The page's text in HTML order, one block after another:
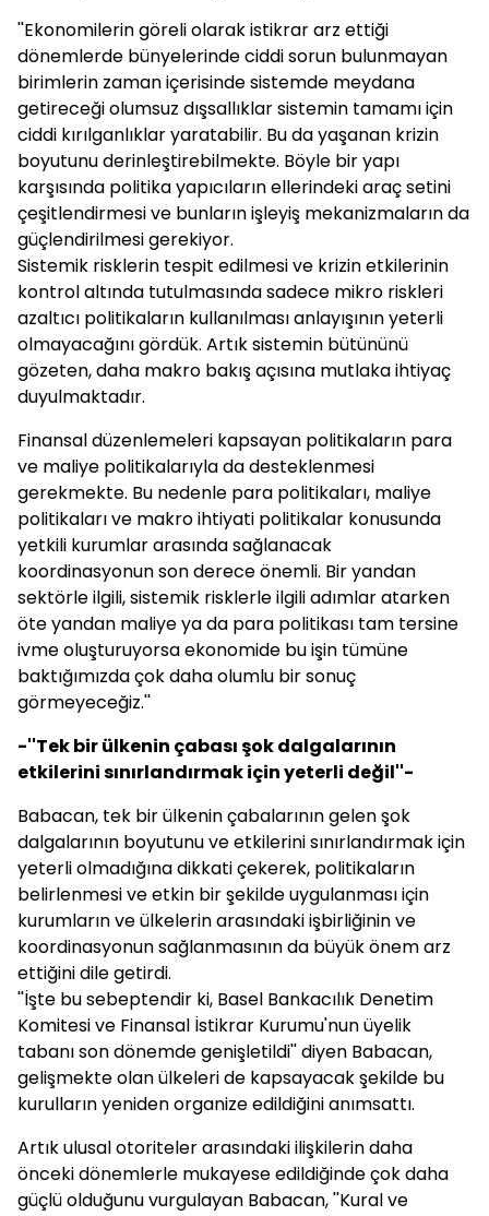
''Ekonomilerin göreli olarak istikrar arz ettiği
dönemlerde bünyelerinde ciddi sorun bulunmayan
birimlerin zaman içerisinde sistemde meydana
getireceği olumsuz dışsallıklar sistemin tamamı için
ciddi kırılganlıklar yaratabilir. Bu da yaşanan krizin
boyutunu derinleştirebilmekte. Böyle bir yapı
karşısında politika yapıcıların ellerindeki araç setini
çeşitlendirmesi ve bunların işleyiş mekanizmaların da
güçlendirilmesi gerekiyor.
Sistemik risklerin tespit edilmesi ve krizin etkilerinin
kontrol altında tutulmasında sadece mikro riskleri
azaltıcı politikaların kullanılması anlayışının yeterli
olmayacağını gördük. Artık sistemin bütününü
gözeten, daha makro bakış açısına mutlaka ihtiyaç
duyulmaktadır.
Finansal düzenlemeleri kapsayan politikaların para
ve maliye politikalarıyla da desteklenmesi
gerekmekte. Bu nedenle para politikaları, maliye
politikaları ve makro ihtiyati politikalar konusunda
yetkili kurumlar arasında sağlanacak
koordinasyonun son derece önemli. Bir yandan
sektörle ilgili, sistemik risklerle ilgili adımlar atarken
öte yandan maliye ya da para politikası tam tersine
ivme oluşturuyorsa ekonomide bu işin tümüne
baktığımızda çok daha olumlu bir sonuç
görmeyeceğiz.''
-''Tek bir ülkenin çabası şok dalgalarının
etkilerini sınırlandırmak için yeterli değil''-
Babacan, tek bir ülkenin çabalarının gelen şok
dalgalarının boyutunu ve etkilerini sınırlandırmak için
yeterli olmadığına dikkati çekerek, politikaların
belirlenmesi ve etkin bir şekilde uygulanması için
kurumların ve ülkelerin arasındaki işbirliğinin ve
koordinasyonun sağlanmasının da büyük önem arz
ettiğini dile getirdi.
''İşte bu sebeptendir ki, Basel Bankacılık Denetim
Komitesi ve Finansal İstikrar Kurumu'nun üyelik
tabanı son dönemde genişletildi'' diyen Babacan,
gelişmekte olan ülkeleri de kapsayacak şekilde bu
kurulların yeniden organize edildiğini anımsattı.
Artık ulusal otoriteler arasındaki ilişkilerin daha
önceki dönemlerle mukayese edildiğinde çok daha
güçlü olduğunu vurgulayan Babacan, ''Kural ve